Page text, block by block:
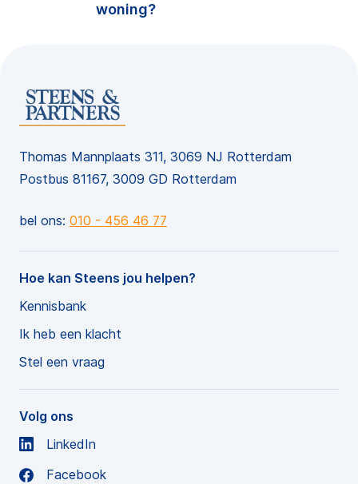
woning?
Thomas Mannplaats 311, 3069 NJ Rotterdam
Postbus 81167, 3009 GD Rotterdam
bel ons: 010 - 456 46 77
Hoe kan Steens jou helpen?
Kennisbank
Ik heb een klacht
Stel een vraag
Volg ons
LinkedIn
Facebook